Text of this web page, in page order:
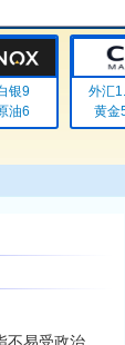
9
6
外汇
黄金